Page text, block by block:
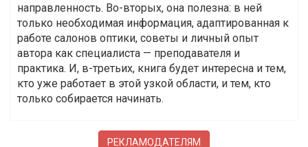
направленность. Во-вторых, она полезна: в ней
только необходимая информация, адаптированная к
работе салонов оптики, советы и личный опыт
автора как специалиста — преподавателя и
практика. И, в-третьих, книга будет интересна и тем,
кто уже работает в этой узкой области, и тем, кто
только собирается начинать.
РЕКЛАМОДАТЕЛЯМ